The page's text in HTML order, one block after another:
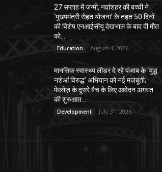
27 सप्ताह में जन्मी, नवांशहर की बच्ची ने
‘मुख्यमंत्री सेहत योजना’ के तहत 50 दिनों
की विशेष एनआईसीयू देखभाल के बाद दी मौत
को...
Education August 4, 2026
मानसिक स्वास्थ्य लीडर दे रहे पंजाब के ‘युद्ध
नशेआं विरुद्ध’ अभियान को नई मज़बूती;
फेलोज़ के दूसरे बैच के लिए आवेदन अगस्त
की शुरुआत...
Development July 31, 2026